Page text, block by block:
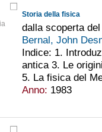
Storia della fisica
dalla scoperta
Bernal, John
Indice: 1.
antica 3. Le
5. La fisica del
Anno: 1983